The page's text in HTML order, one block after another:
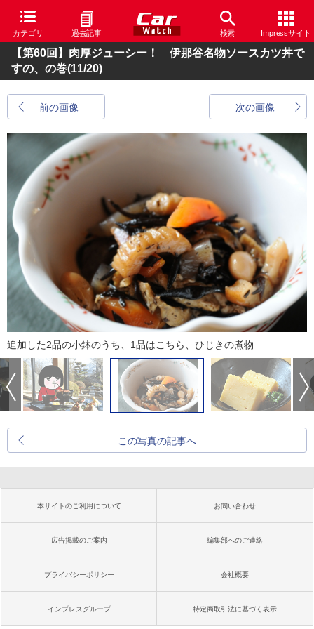
カテゴリ 過去記事 検索 Impressサイト
【第60回】肉厚ジューシー！ 伊那谷名物ソースカツ丼で
すの、の巻(11/20)
前の画像 次の画像
追加した2品の小鉢のうち、1品はこちら、ひじきの煮物
この写真の記事へ
本サイトのご利用について お問い合わせ
広告掲載のご案内 編集部へのご連絡
プライバシーポリシー 会社概要
インプレスグループ 特定商取引法に基づく表示